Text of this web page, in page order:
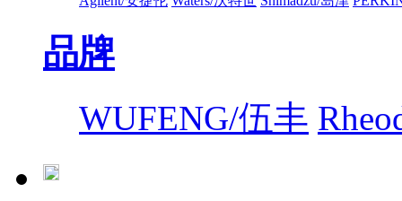
品牌
WUFENG/伍丰